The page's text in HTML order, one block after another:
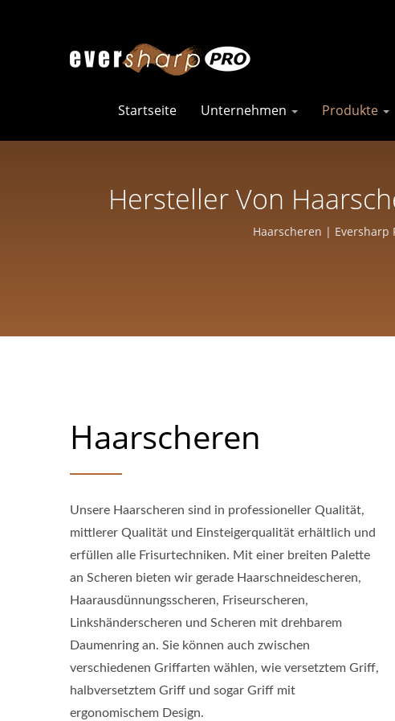
Startseite Unternehmen Produkte
Hersteller Von
Salons
Haarscheren | Eversharp
Haarscheren
Unsere Haarscheren sind in professioneller Qualität,
mittlerer Qualität und Einsteigerqualität erhältlich und
erfüllen alle Frisurtechniken. Mit einer breiten Palette
an Scheren bieten wir gerade Haarschneidescheren,
Haarausdünnungsscheren, Friseurscheren,
Linkshänderscheren und Scheren mit drehbarem
Daumenring an. Sie können auch zwischen
verschiedenen Griffarten wählen, wie versetztem Griff,
halbversetztem Griff und sogar Griff mit
ergonomischem Design.